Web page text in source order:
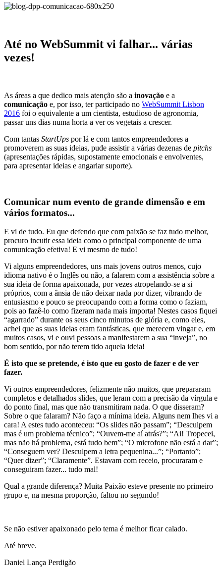
Até no WebSummit vi falhar... várias
vezes!
As áreas a que dedico mais atenção são a inovação e a
comunicação e, por isso, ter participado no WebSummit Lisbon
2016 foi o equivalente a um cientista, estudioso de agronomia,
passar uns dias numa horta a ver os vegetais a crescer.
Com tantas StartUps por lá e com tantos empreendedores a
promoverem as suas ideias, pude assistir a várias dezenas de pitchs
(apresentações rápidas, supostamente emocionais e envolventes,
para apresentar ideias e angariar suporte).
Comunicar num evento de grande dimensão e em
vários formatos...
E vi de tudo. Eu que defendo que com paixão se faz tudo melhor,
procuro incutir essa ideia como o principal componente de uma
comunicação efetiva! E vi mesmo de tudo!
Vi alguns empreendedores, uns mais jovens outros menos, cujo
idioma nativo é o Inglês ou não, a falarem com a assistência sobre a
sua ideia de forma apaixonada, por vezes atropelando-se a si
próprios, com a ânsia de não deixar nada por dizer, vibrando de
entusiasmo e pouco se preocupando com a forma como o faziam,
pois ao fazê-lo como fizeram nada mais importa! Nestes casos fiquei
“agarrado” durante os seus cinco minutos de glória e, como eles,
achei que as suas ideias eram fantásticas, que merecem vingar e, em
muitos casos, vi e ouvi pessoas a manifestarem a sua “inveja”, no
bom sentido, por não terem tido aquela ideia!
É isto que se pretende, é isto que eu gosto de fazer e de ver
fazer.
Vi outros empreendedores, felizmente não muitos, que prepararam
completos e detalhados slides, que leram com a precisão da vírgula e
do ponto final, mas que não transmitiram nada. O que disseram?
Sobre o que falaram? Não faço a mínima ideia. Alguns nem lhes vi a
cara! A estes tudo aconteceu: “Os slides não passam”; “Desculpem
mas é um problema técnico”; “Ouvem-me aí atrás?”; “Ai! Tropecei,
mas não há problema, está tudo bem”; “O microfone não está a dar”;
“Conseguem ver? Desculpem a letra pequenina...”; “Portanto”;
“Quer dizer”; “Claramente”. Estavam com receio, procuraram e
conseguiram fazer... tudo mal!
Qual a grande diferença? Muita Paixão esteve presente no primeiro
grupo e, na mesma proporção, faltou no segundo!
Se não estiver apaixonado pelo tema é melhor ficar calado.
Até breve.
Daniel Lança Perdigão